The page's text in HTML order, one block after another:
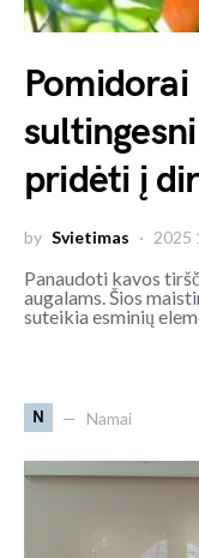
pridėti į
by Svietimas 2025
Panaudoti kavos
augalams. Šios
suteikia esminių
N Namai